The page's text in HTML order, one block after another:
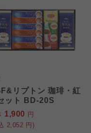
リプトン 珈琲・紅
ット BD-20S
1,900 円
2,052 円)